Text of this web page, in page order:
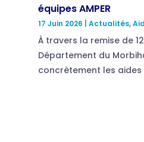
équipes AMPER
17 Juin 2026 Actualités,
À travers la remise de
Département du
concrètement les aides